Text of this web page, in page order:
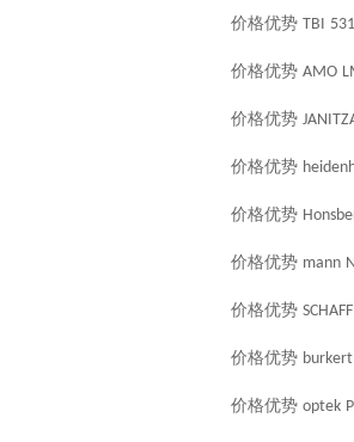
价格优势 TBI
价格优势 AMO
价格优势
价格优势
价格优势
价格优势 mann
价格优势
价格优势 burkert
价格优势 optek